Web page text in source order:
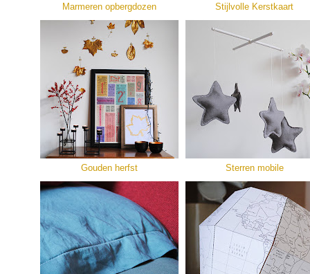
Marmeren opbergdozen Stijlvolle Kerstkaart
Gouden herfst Sterren mobile